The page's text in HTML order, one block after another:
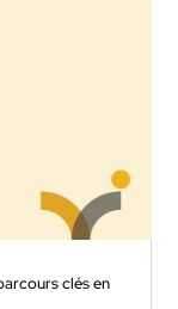
clés en